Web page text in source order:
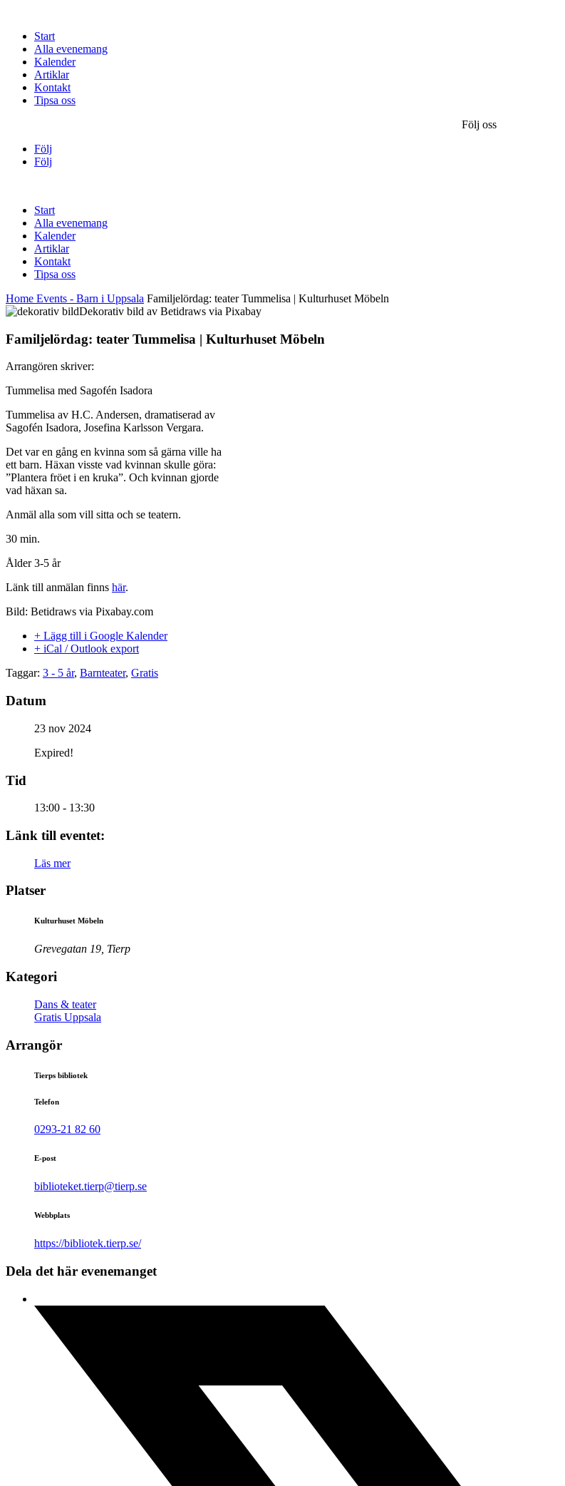
Start
Alla evenemang
Kalender
Artiklar
Kontakt
Tipsa oss
Följ oss
Följ
Följ
Start
Alla evenemang
Kalender
Artiklar
Kontakt
Tipsa oss
Home Events - Barn i Uppsala Familjelördag: teater Tummelisa | Kulturhuset Möbeln
Dekorativ bild av Betidraws via Pixabay
Familjelördag: teater Tummelisa | Kulturhuset Möbeln
Arrangören skriver:
Tummelisa med Sagofén Isadora
Tummelisa av H.C. Andersen, dramatiserad av
Sagofén Isadora, Josefina Karlsson Vergara.
Det var en gång en kvinna som så gärna ville ha
ett barn. Häxan visste vad kvinnan skulle göra:
”Plantera fröet i en kruka”. Och kvinnan gjorde
vad häxan sa.
Anmäl alla som vill sitta och se teatern.
30 min.
Ålder 3-5 år
Länk till anmälan finns här.
Bild: Betidraws via Pixabay.com
+ Lägg till i Google Kalender
+ iCal / Outlook export
Taggar: 3 - 5 år, Barnteater, Gratis
Datum
23 nov 2024
Expired!
Tid
13:00 - 13:30
Länk till eventet:
Läs mer
Platser
Kulturhuset Möbeln
Grevegatan 19, Tierp
Kategori
Dans & teater
Gratis Uppsala
Arrangör
Tierps bibliotek
Telefon
0293-21 82 60
E-post
biblioteket.tierp@tierp.se
Webbplats
https://bibliotek.tierp.se/
Dela det här evenemanget